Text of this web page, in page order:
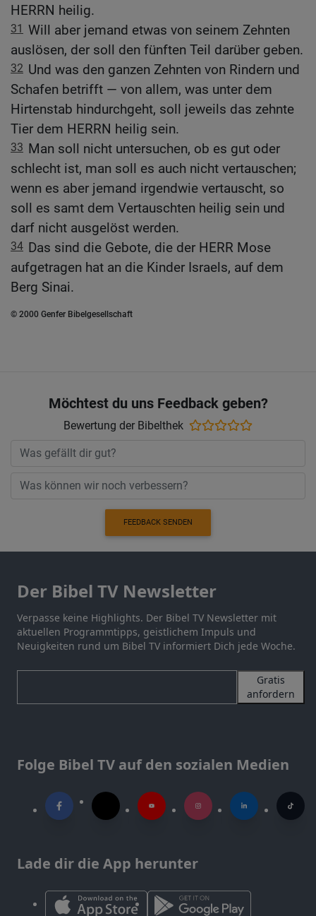
HERRN heilig.
31 Will aber jemand etwas von seinem Zehnten
auslösen, der soll den fünften Teil darüber geben.
32 Und was den ganzen Zehnten von Rindern und
Schafen betrifft — von allem, was unter dem
Hirtenstab hindurchgeht, soll jeweils das zehnte
Tier dem HERRN heilig sein.
33 Man soll nicht untersuchen, ob es gut oder
schlecht ist, man soll es auch nicht vertauschen;
wenn es aber jemand irgendwie vertauscht, so
soll es samt dem Vertauschten heilig sein und
darf nicht ausgelöst werden.
34 Das sind die Gebote, die der HERR Mose
aufgetragen hat an die Kinder Israels, auf dem
Berg Sinai.
© 2000 Genfer Bibelgesellschaft
Möchtest du uns Feedback geben?
Bewertung der Bibelthek
FEEDBACK SENDEN
Der Bibel TV Newsletter
Verpasse keine Highlights. Der Bibel TV Newsletter mit
aktuellen Programmtipps, geistlichem Impuls und
Neuigkeiten rund um Bibel TV informiert Dich jede Woche.
Gratis
anfordern
Folge Bibel TV auf den sozialen Medien
Lade dir die App herunter